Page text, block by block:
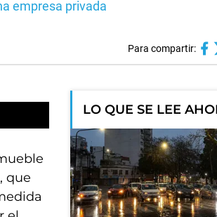
empresa privada
Para compartir:
, que
LO QUE SE LEE